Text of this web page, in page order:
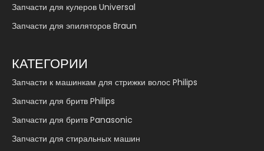
Запчасти для кулеров Universal
Запчасти для эпиляторов Braun
КАТЕГОРИИ
Запчасти к машинкам для стрижки волос Philips
Запчасти для бритв Philips
Запчасти для бритв Panasonic
Запчасти для стиральных машин